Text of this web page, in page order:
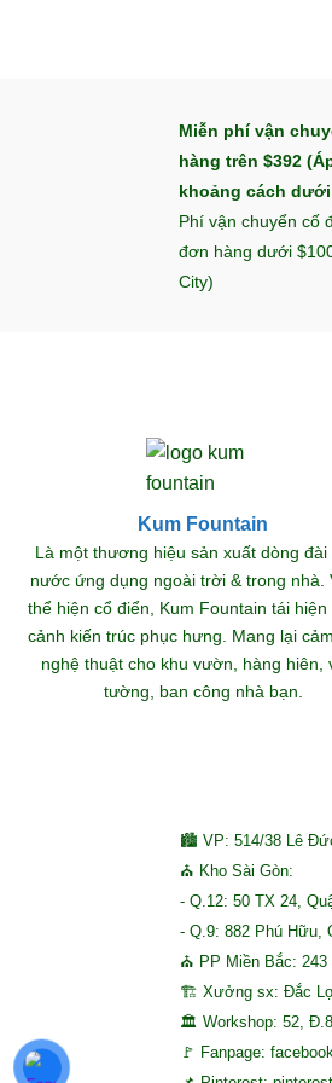
Miễn phí vận
hàng trên $392
khoảng cách dưới
Phí vận chuyển cố
đơn hàng dưới
City)
Kum Fountain
Là một thương hiệu sản xuất dòng đài
nước ứng dụng ngoài trời & trong nhà.
thể hiện cổ điển, Kum Fountain tái hiện
cảnh kiến trúc phục hưng. Mang lại
nghệ thuật cho khu vườn, hàng hiên,
tường, ban công nhà bạn.
🏙 VP: 514/38 Lê
⛪ Kho Sài Gòn:
- Q.12: 50 TX 24,
- Q.9: 882 Phú Hữu,
⛪ PP Miền Bắc:
🏗 Xưởng sx: Đắc
🏛 Workshop: 52,
🚩 Fanpage: